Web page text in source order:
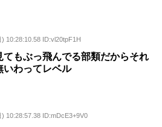
10:28:10.58 ID:vl20tpF1H
もぶっ飛んでる部類だからそれ
いわってレベル
10:28:57.38 ID:mDcE3+9V0